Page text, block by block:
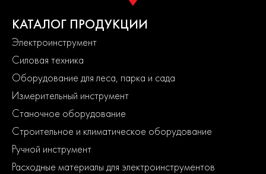
КАТАЛОГ ПРОДУКЦИИ
Электроинструмент
Силовая техника
Оборудование для леса, парка и сада
Измерительный инструмент
Станочное оборудование
Строительное и климатическое оборудование
Ручной инструмент
Расходные материалы для электроинструментов